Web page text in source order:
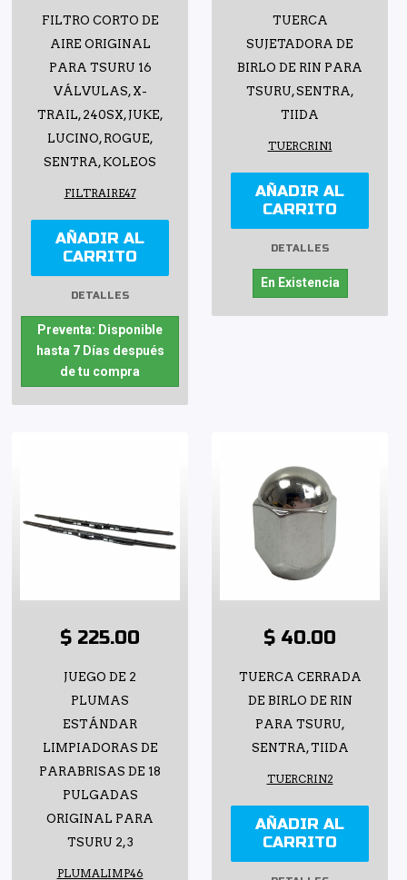
FILTRO CORTO DE
AIRE ORIGINAL
PARA TSURU 16
VÁLVULAS, X-
TRAIL, 240SX, JUKE,
LUCINO, ROGUE,
SENTRA, KOLEOS
FILTRAIRE47
AÑADIR AL
CARRITO
DETALLES
Preventa: Disponible
hasta 7 Días después
de tu compra
TUERCA
SUJETADORA DE
BIRLO DE RIN PARA
TSURU, SENTRA,
TIIDA
TUERCRIN1
AÑADIR AL
CARRITO
DETALLES
En Existencia
$ 225.00
JUEGO DE 2
PLUMAS
ESTÁNDAR
LIMPIADORAS DE
PARABRISAS DE 18
PULGADAS
ORIGINAL PARA
TSURU 2, 3
PLUMALIMP46
$ 40.00
TUERCA CERRADA
DE BIRLO DE RIN
PARA TSURU,
SENTRA, TIIDA
TUERCRIN2
AÑADIR AL
CARRITO